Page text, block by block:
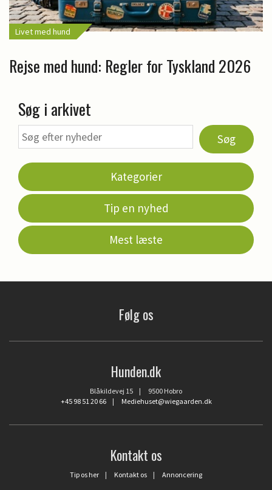
Livet med hund
Rejse med hund: Regler for Tyskland 2026
Søg i arkivet
Søg
Kategorier
Tip en nyhed
Mest læste
Følg os
Hunden.dk
Blåkildevej 15 | 9500 Hobro
+45 98 51 20 66| Mediehuset@wiegaarden.dk
Kontakt os
Tip os her | Kontakt os | Annoncering